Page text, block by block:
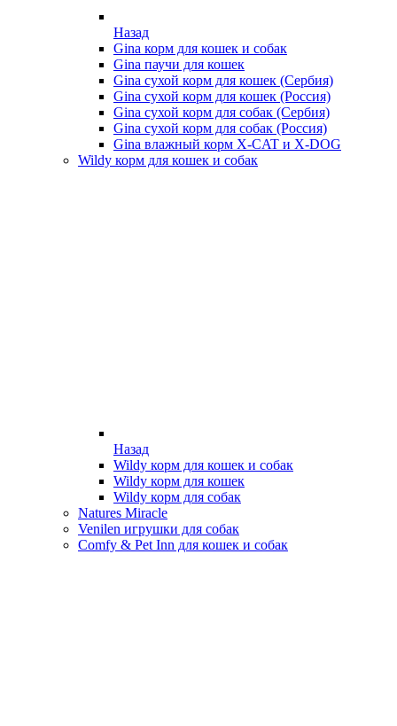
Назад
Gina корм для кошек и собак
Gina паучи для кошек
Gina сухой корм для кошек (Сербия)
Gina сухой корм для кошек (Россия)
Gina сухой корм для собак (Сербия)
Gina сухой корм для собак (Россия)
Gina влажный корм X-CAT и X-DOG
Wildy корм для кошек и собак
Назад
Wildy корм для кошек и собак
Wildy корм для кошек
Wildy корм для собак
Natures Miracle
Venilen игрушки для собак
Comfy & Pet Inn для кошек и собак